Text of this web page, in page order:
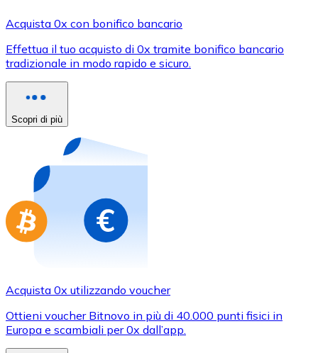
Acquista con bonifico bancario
Carta di credito / debito
Usa le carte Visa e Mastercard per acquistare
Acquista con carta
Negozio - Carte regalo
Nuovo
Acquista gift card dei tuoi marchi preferiti con
Vai al negozio di carte regalo
Acquista 0x con bonifico bancario
Effettua il tuo acquisto di 0x tramite bonifico bancario
tradizionale in modo rapido e sicuro.
Scopri di più
Acquista 0x utilizzando voucher
Ottieni voucher Bitnovo in più di 40.000 punti fisici in
Europa e scambiali per 0x dall’app.